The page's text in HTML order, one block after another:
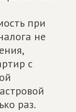
при
не
с
раз.